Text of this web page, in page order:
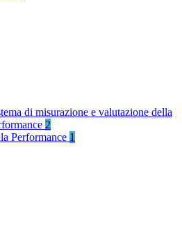
di misurazione e valutazione della
2
Performance 1